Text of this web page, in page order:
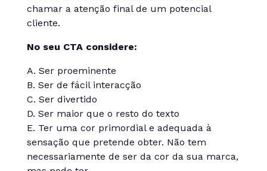
chamar a atenção final de um potencial
cliente.
No seu CTA considere:
A. Ser proeminente
B. Ser de fácil interacção
C. Ser divertido
D. Ser maior que o resto do texto
E. Ter uma cor primordial e adequada à
sensação que pretende obter. Não tem
necessariamente de ser da cor da sua marca,